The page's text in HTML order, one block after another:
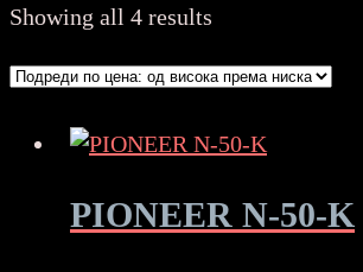
Showing all 4 results
price:
to
PIONEER N-50-K